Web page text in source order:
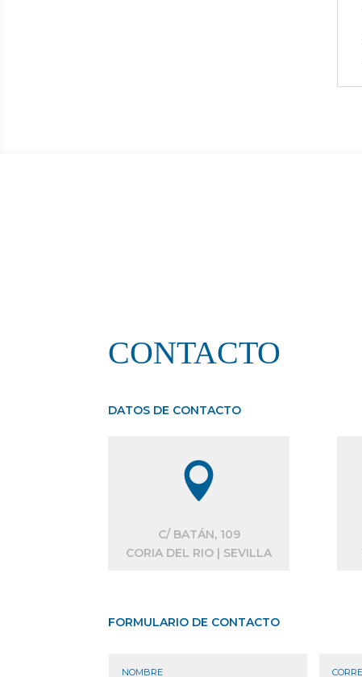
CONTACTO
DATOS DE CONTACTO

C/ BATÁN, 109
CORIA DEL RIO | SEVILLA
FORMULARIO DE CONTACTO